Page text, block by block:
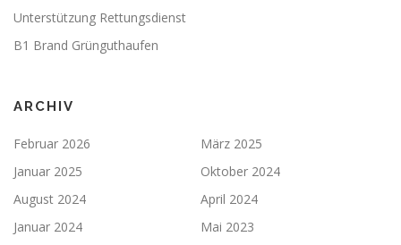
Unterstützung Rettungsdienst
B1 Brand Grünguthaufen
ARCHIV
Februar 2026
März 2025
Januar 2025
Oktober 2024
August 2024
April 2024
Januar 2024
Mai 2023